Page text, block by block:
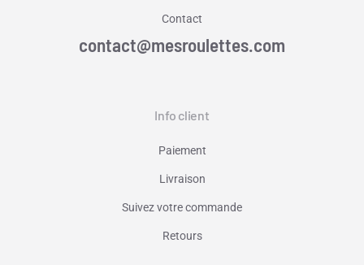
Contact
contact@mesroulettes.com
Info client
Paiement
Livraison
Suivez votre commande
Retours